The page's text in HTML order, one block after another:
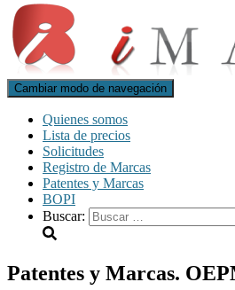
Cambiar modo de navegación
Quienes somos
Lista de precios
Solicitudes
Registro de Marcas
Patentes y Marcas
BOPI
Buscar:
Patentes y Marcas.